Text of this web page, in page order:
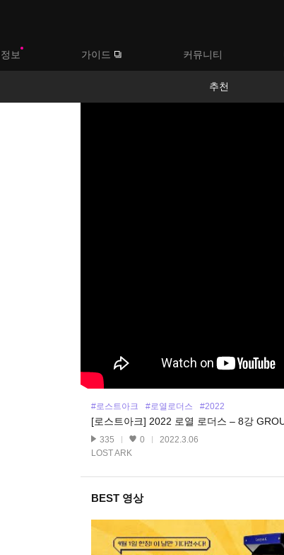
보 가이드 커뮤니티
추천
#로스트아크 #로열로더스 #2022
[로스트아크] 2022 로열 로더스 – 8강
335 0
2022.3.06
LOST ARK
BEST 영상